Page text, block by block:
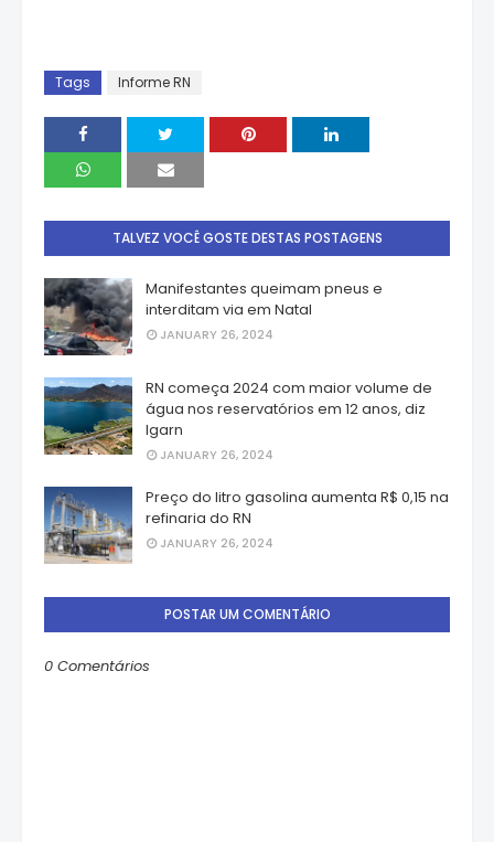
Tags Informe RN
TALVEZ VOCÊ GOSTE DESTAS POSTAGENS
Manifestantes queimam pneus e
interditam via em Natal
JANUARY 26, 2024
RN começa 2024 com maior volume de
água nos reservatórios em 12 anos, diz
Igarn
JANUARY 26, 2024
Preço do litro gasolina aumenta R$ 0,15 na
refinaria do RN
JANUARY 26, 2024
POSTAR UM COMENTÁRIO
0 Comentários